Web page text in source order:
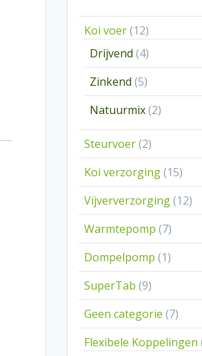
Koi voer 1212
producten
Drijvend 44
producten
Zinkend 55
producten
Natuurmix 22
Steurvoer 22
producten
Koi verzorging 1515
Vijververzorging 1212
Warmtepomp 77
Dompelpomp 11
SuperTab 99
producten
Geen categorie 77
Flexibele Koppelingen